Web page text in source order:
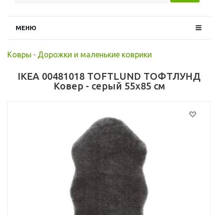
МЕНЮ
Ковры - Дорожки и маленькие коврики
IKEA 00481018 TOFTLUND ТОФТЛУНД
Ковер - серый 55x85 см